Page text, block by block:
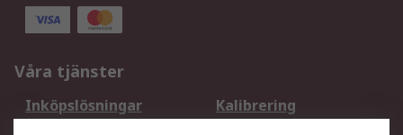
Våra tjänster
Inköpslösningar
Kalibrering